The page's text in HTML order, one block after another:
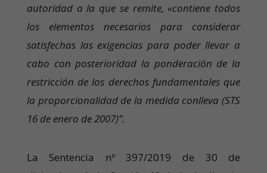
autoridad a la que se remite, «contiene todos
los elementos necesarios para considerar
satisfechas las exigencias para poder llevar a
cabo con posterioridad la ponderación de la
restricción de los derechos fundamentales que
la proporcionalidad de la medida conlleva (STS
16 de enero de 2007)”.
La Sentencia nº 397/2019 de 30 de